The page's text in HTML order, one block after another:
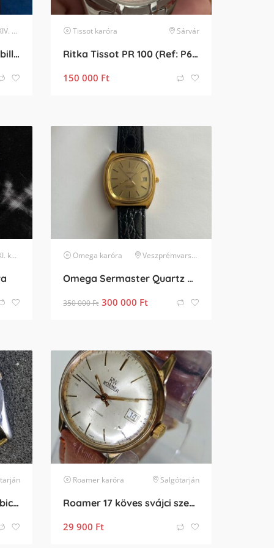
Poljot International Tourbillon Skeleton GMT Limited Edition
Tissot karóra Sárvár
Ritka Tissot PR 100 (Ref: P660/760) – Lazacrózsaszín számlap, karcmentes zafírüveg
150 000 Ft
Omega karóra Veszprémvarsány
Omega Sermaster Quartz Vintage
350 000Ft 300 000 Ft
Conac márkájú 15 köves bicolor svájci ffi karóra. Hibás! Alkatrésznek, vagy felújításra!
Roamer karóra Salgótarján
Roamer 17 köves svájci szerkezettel
29 900 Ft